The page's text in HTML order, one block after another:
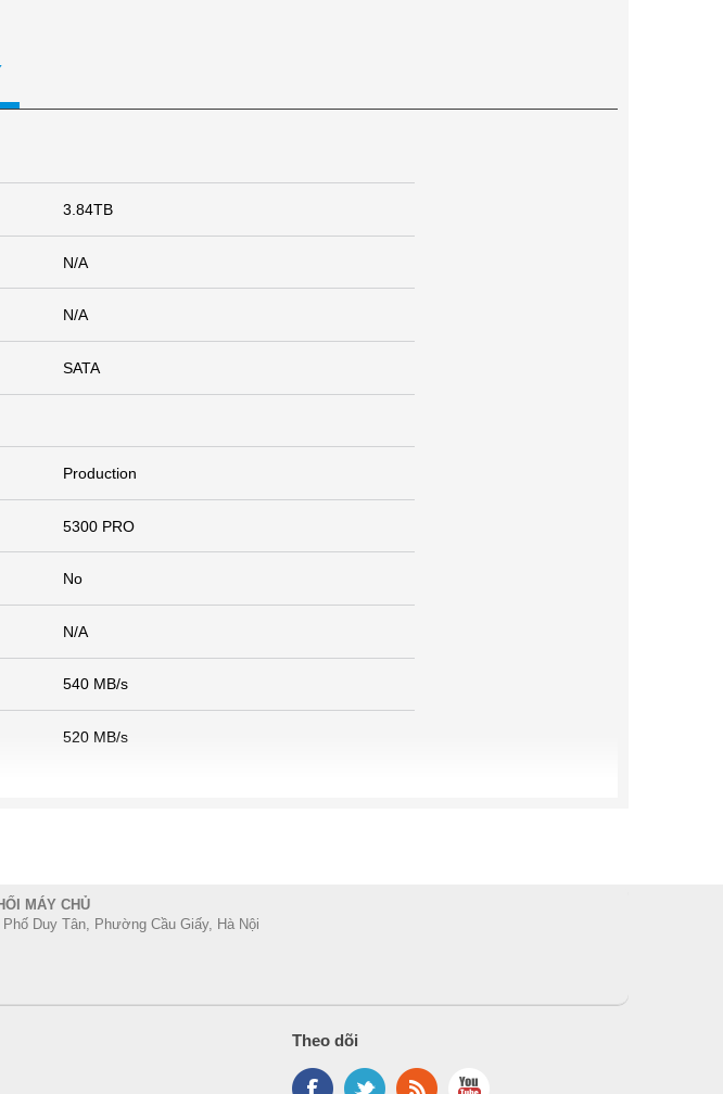
3.84TB
N/A
N/A
SATA
Production
5300 PRO
No
N/A
540 MB/s
520 MB/s
MÁY CHỦ
Duy Tân, Phường Cầu Giấy, Hà Nội
Theo dõi